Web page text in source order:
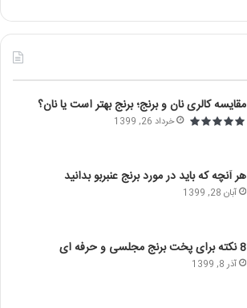
مقایسه کالری نان و برنج؛ برنج بهتر است یا نان؟
خرداد 26, 1399
هر آنچه که باید در مورد برنج عنبربو بدانید
آبان 28, 1399
8 نکته برای پخت برنج مجلسی و حرفه ای
آذر 8, 1399